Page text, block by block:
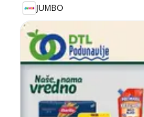
JUMBO